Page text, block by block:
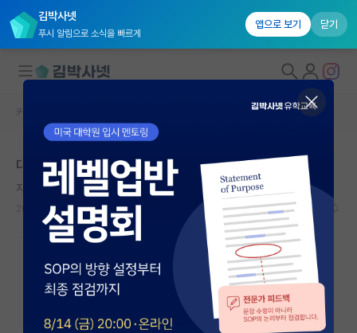
김박사넷
푸시 알림으로 소식을 빠르게
앱으로 보기 닫기
대학원생 모집
국내대학원 정보
연구실&오픈랩
커뮤니티
커뮤니티 홈
전체글보기
베스트 게시판
커뮤니티 홈
대학원 자퇴를 생각 하고 있습니다.
자상한 공자
2025.01.10 3 4689